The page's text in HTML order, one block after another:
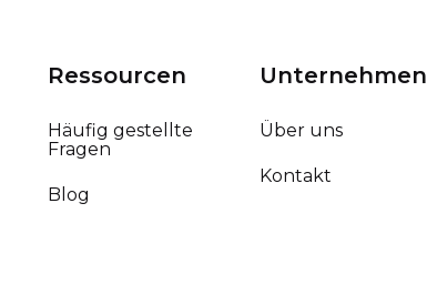
Ressourcen
Häufig gestellte
Fragen
Blog
Unternehmen
Über uns
Kontakt